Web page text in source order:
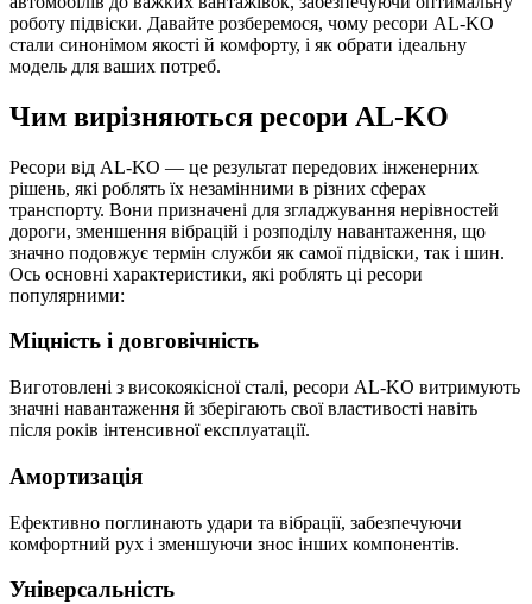
роботу підвіски. Давайте розберемося, чому ресори AL-KO
стали синонімом якості й комфорту, і як обрати ідеальну
модель для ваших потреб.
Чим вирізняються ресори AL-KO
Ресори від AL-KO — це результат передових інженерних
рішень, які роблять їх незамінними в різних сферах
транспорту. Вони призначені для згладжування нерівностей
дороги, зменшення вібрацій і розподілу навантаження, що
значно подовжує термін служби як самої підвіски, так і шин.
Ось основні характеристики, які роблять ці ресори
популярними:
Міцність і довговічність
Виготовлені з високоякісної сталі, ресори AL-KO витримують
значні навантаження й зберігають свої властивості навіть
після років інтенсивної експлуатації.
Амортизація
Ефективно поглинають удари та вібрації, забезпечуючи
комфортний рух і зменшуючи знос інших компонентів.
Універсальність